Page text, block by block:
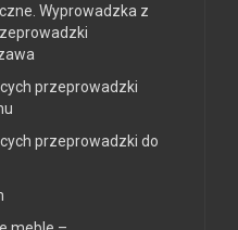
Wyprowadzka z
przeprowadzki
przeprowadzki do